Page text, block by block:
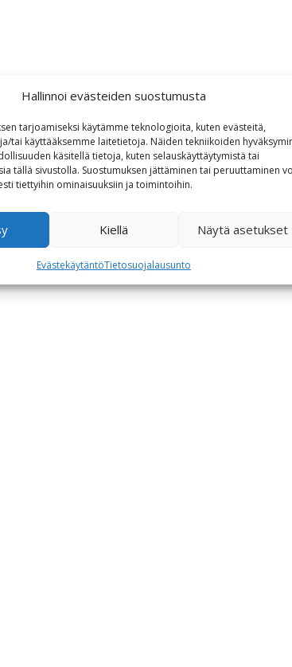
Hallinnoi evästeiden suostumusta
tarjoamiseksi käytämme teknologioita, kuten evästeitä,
tai käyttääksemme laitetietoja. Näiden tekniikoiden
käsitellä tietoja, kuten selauskäyttäytymistä tai
tällä sivustolla. Suostumuksen jättäminen tai peruuttaminen
tiettyihin ominaisuuksiin ja toimintoihin.
Kiellä Näytä asetukset
EvästekäytäntöTietosuojalausunto